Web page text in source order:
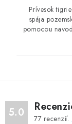
Prívesok
spája
pomocou
5.0 77 recenzií.